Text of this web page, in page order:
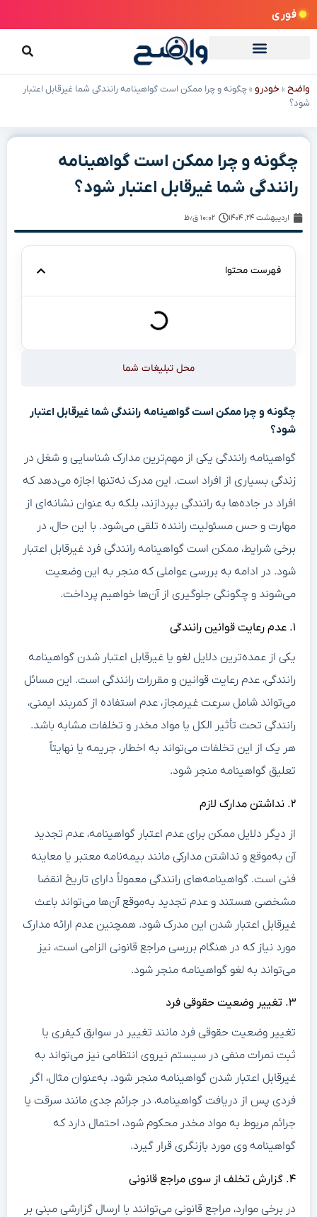
فوری
واضح » خودرو »چگونه و چرا ممکن است گواهینامه‌ رانندگی شما غیرقابل اعتبار
شود؟
چگونه و چرا ممکن است گواهینامه‌
رانندگی شما غیرقابل اعتبار شود؟
اردیبهشت ۲۴, ۱۴۰۴ ۱۰:۰۲ ق٫ظ
فهرست محتوا
محل تبلیغات شما
چگونه و چرا ممکن است گواهینامه رانندگی شما غیرقابل اعتبار
شود؟
گواهینامه رانندگی یکی از مهم‌ترین مدارک شناسایی و شغل در
زندگی بسیاری از افراد است. این مدرک نه‌تنها اجازه می‌دهد که
افراد در جاده‌ها به رانندگی بپردازند، بلکه به عنوان نشانه‌ای از
مهارت و حس مسئولیت راننده تلقی می‌شود. با این حال، در
برخی شرایط، ممکن است گواهینامه رانندگی فرد غیرقابل اعتبار
شود. در ادامه به بررسی عواملی که منجر به این وضعیت
می‌شوند و چگونگی جلوگیری از آن‌ها خواهیم پرداخت.
۱. عدم رعایت قوانین رانندگی
یکی از عمده‌ترین دلایل لغو یا غیرقابل اعتبار شدن گواهینامه
رانندگی، عدم رعایت قوانین و مقررات رانندگی است. این مسائل
می‌تواند شامل سرعت غیرمجاز، عدم استفاده از کمربند ایمنی،
رانندگی تحت تأثیر الکل یا مواد مخدر و تخلفات مشابه باشد.
هر یک از این تخلفات می‌تواند به اخطار، جریمه یا نهایتاً
تعلیق گواهینامه منجر شود.
۲. نداشتن مدارک لازم
از دیگر دلایل ممکن برای عدم اعتبار گواهینامه، عدم تجدید
آن به‌موقع و نداشتن مدارکی مانند بیمه‌نامه معتبر یا معاینه
فنی است. گواهینامه‌های رانندگی معمولاً دارای تاریخ انقضا
مشخصی هستند و عدم تجدید به‌موقع آن‌ها می‌تواند باعث
غیرقابل اعتبار شدن این مدرک شود. همچنین عدم ارائه مدارک
مورد نیاز که در هنگام بررسی مراجع قانونی الزامی است، نیز
می‌تواند به لغو گواهینامه منجر شود.
۳. تغییر وضعیت حقوقی فرد
تغییر وضعیت حقوقی فرد مانند تغییر در سوابق کیفری یا
ثبت نمرات منفی در سیستم نیروی انتظامی نیز می‌تواند به
غیرقابل اعتبار شدن گواهینامه منجر شود. به‌عنوان مثال، اگر
فردی پس از دریافت گواهینامه، در جرائم جدی مانند سرقت یا
جرائم مربوط به مواد مخدر محکوم شود، احتمال دارد که
گواهینامه وی مورد بازنگری قرار گیرد.
۴. گزارش تخلف از سوی مراجع قانونی
در برخی موارد، مراجع قانونی می‌توانند با ارسال گزارشی مبنی بر